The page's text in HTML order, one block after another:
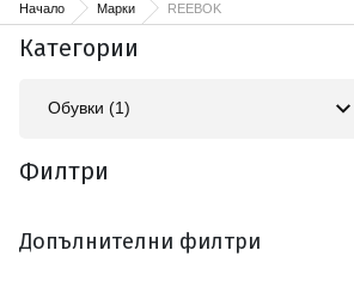
Начало Марки REEBOK
Категории
Обувки (1)
Филтри
Допълнителни филтри